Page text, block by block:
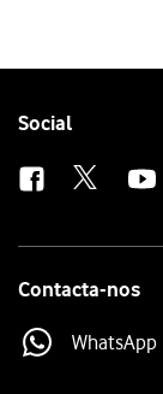
Follow
Social
Contacta-nos
WhatsApp